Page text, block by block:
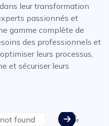
leur transformation
passionnés et
gamme complète de
des professionnels et
leurs processus,
et sécuriser leurs